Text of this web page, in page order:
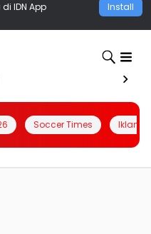
IDN App Install
Soccer Times Iklanin